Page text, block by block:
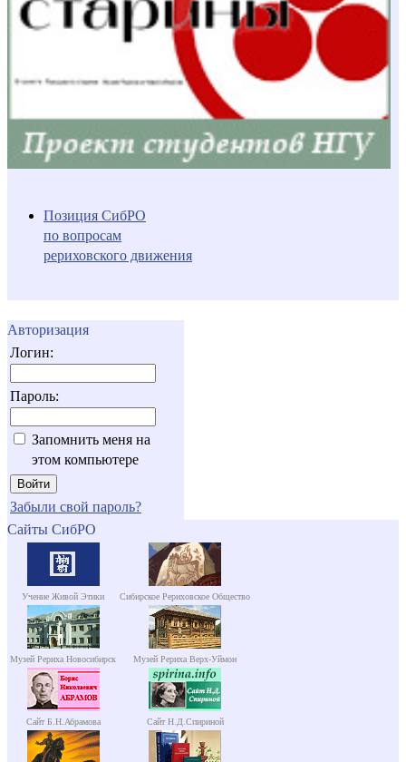
Позиция СибРО
по вопросам
рериховского движения
Авторизация
Логин:
Пароль:
Запомнить меня на
этом компьютере
Забыли свой пароль?
Сайты СибРО
Учение Живой Этики Сибирское Рериховское Общество
Музей Рериха Новосибирск Музей Рериха Верх-Уймон
Сайт Б.Н.Абрамова Сайт Н.Д.Спириной